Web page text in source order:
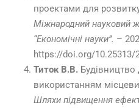
проектами для
Міжнародний науковий
“Економічні науки”. –
https://doi.org/10.25313/
Титок В.В.
використанням
Шляхи підвищення